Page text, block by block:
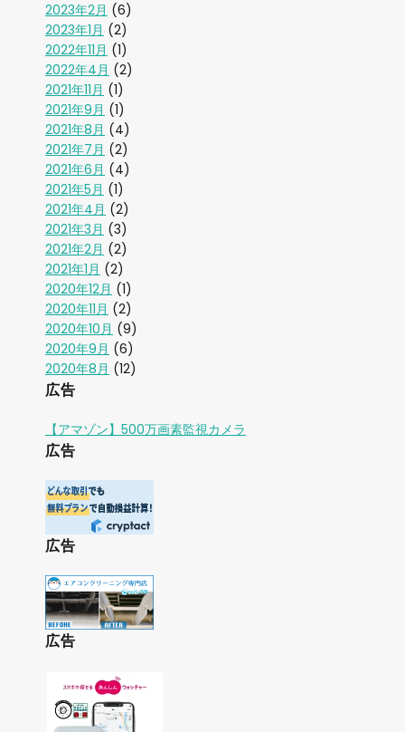
2023年2月 (6)
2023年1月 (2)
2022年11月 (1)
2022年4月 (2)
2021年11月 (1)
2021年9月 (1)
2021年8月 (4)
2021年7月 (2)
2021年6月 (4)
2021年5月 (1)
2021年4月 (2)
2021年3月 (3)
2021年2月 (2)
2021年1月 (2)
2020年12月 (1)
2020年11月 (2)
2020年10月 (9)
2020年9月 (6)
2020年8月 (12)
広告
【アマゾン】500万画素監視カメラ
広告
広告
広告